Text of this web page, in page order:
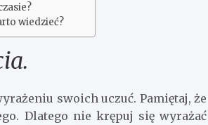
wiedzieć?
swoich uczuć. Pamiętaj, że
Dlatego nie krępuj się wyrażać